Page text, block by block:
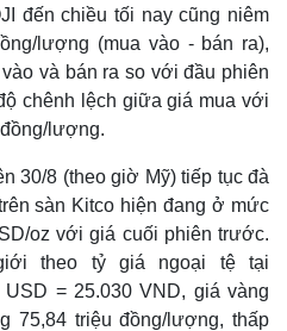
Multimedia
Ảnh
E-Magazine
Infographic
đến chiều tối nay cũng niêm
lượng (mua vào - bán ra),
và bán ra so với đầu phiên
chênh lệch giữa giá mua với
lượng.
30/8 (theo giờ Mỹ) tiếp tục đà
sàn Kitco hiện đang ở mức
oz với giá cuối phiên trước.
theo tỷ giá ngoại tệ tại
= 25.030 VND, giá vàng
75,84 triệu đồng/lượng, thấp